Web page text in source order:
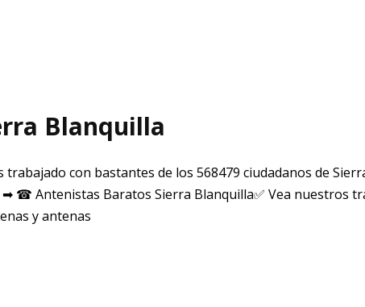
Blanquilla
con bastantes de los 568479 ciudadanos de
☎ Antenistas Baratos Sierra Blanquilla✅ Vea nuestros
y antenas